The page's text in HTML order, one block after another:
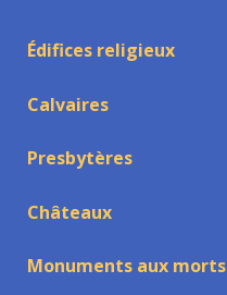
Édifices religieux
Calvaires
Presbytères
Châteaux
Monuments aux morts